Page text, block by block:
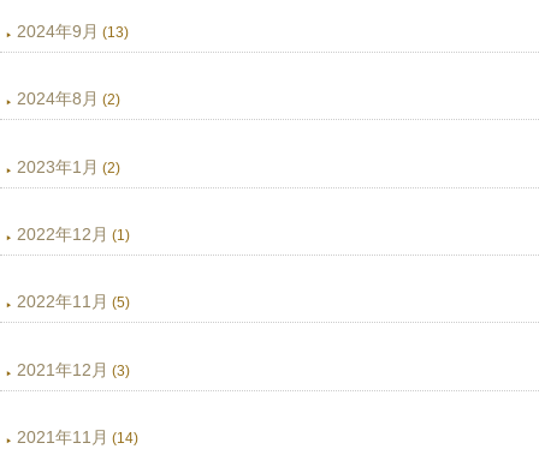
2024年9月 (13)
2024年8月 (2)
2023年1月 (2)
2022年12月 (1)
2022年11月 (5)
2021年12月 (3)
2021年11月 (14)